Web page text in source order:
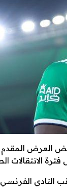
العرض
الانتقالات
النادي